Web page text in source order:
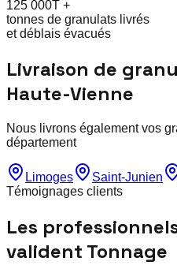
125 000T +
tonnes de granulats livrés
et déblais évacués
Livraison de
Haute-Vienne
Nous livrons également vos
département
Limoges Saint-Junien
Témoignages clients
Les
valident Tonnage